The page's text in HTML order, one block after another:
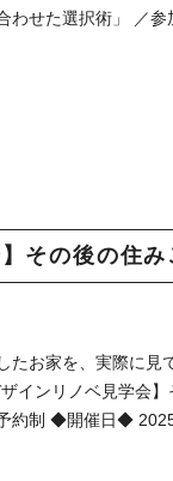
わせた選択術」 ／
その後の住
たお家を、実際に見
インリノベ見学会
約制 ◆開催日◆